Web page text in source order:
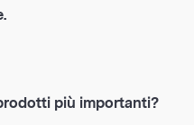
più importanti?